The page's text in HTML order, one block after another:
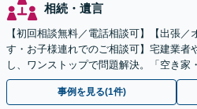
相続・遺言
【初回相談無料／電話相談可】【出張
す・お子様連れでのご相談可】宅建業者
し、ワンストップで問題解決。「空き家
権利関係が複雑な不動産相続もお任せく
事例を見る(1件)